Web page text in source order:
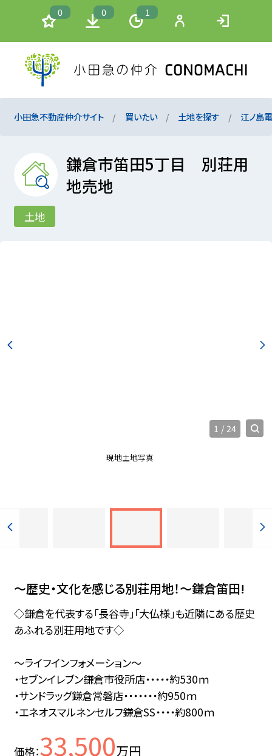
0 0 1
小田急不動産仲介サイト 買いたい 土地を探す 江ノ島
鎌倉市笛田5丁目 別荘用
地売地
土地
現地土地写真
1 /24
～歴史・文化を感じる別荘用地！～鎌倉笛田!
◇鎌倉を代表する「長谷寺」「大仏様」も近隣にある歴史
あふれる別荘用地です◇
～ライフインフォメーション～
・セブンイレブン鎌倉市役所店・・・・・約530ｍ
・サンドラッグ鎌倉常磐店・・・・・・・約950ｍ
・エネオスマルネンセルフ鎌倉SS・・・・約800ｍ
価格 33,500万円